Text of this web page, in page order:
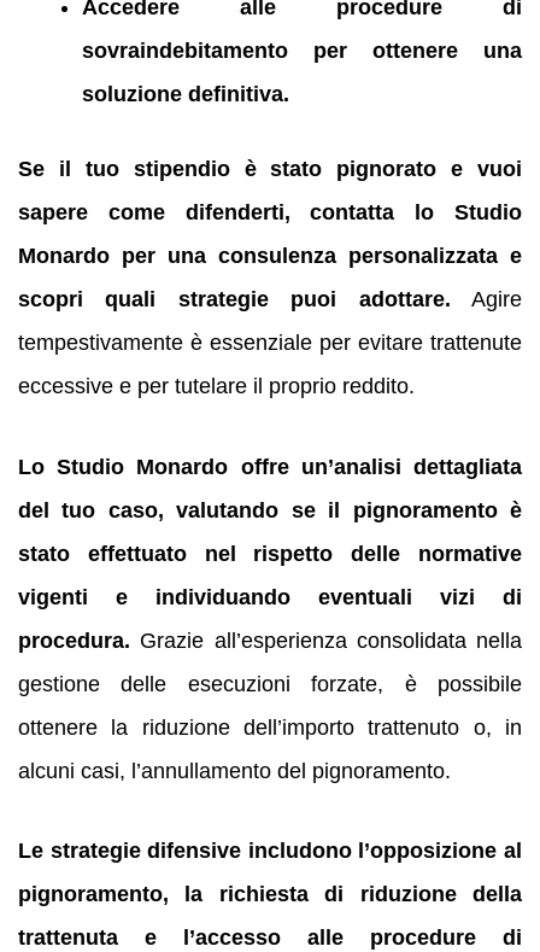
Accedere alle procedure di
sovraindebitamento per ottenere una
soluzione definitiva.
Se il tuo stipendio è stato pignorato e vuoi
sapere come difenderti, contatta lo Studio
Monardo per una consulenza personalizzata e
scopri quali strategie puoi adottare. Agire
tempestivamente è essenziale per evitare trattenute
eccessive e per tutelare il proprio reddito.
Lo Studio Monardo offre un’analisi dettagliata
del tuo caso, valutando se il pignoramento è
stato effettuato nel rispetto delle normative
vigenti e individuando eventuali vizi di
procedura. Grazie all’esperienza consolidata nella
gestione delle esecuzioni forzate, è possibile
ottenere la riduzione dell’importo trattenuto o, in
alcuni casi, l’annullamento del pignoramento.
Le strategie difensive includono l’opposizione al
pignoramento, la richiesta di riduzione della
trattenuta e l’accesso alle procedure di